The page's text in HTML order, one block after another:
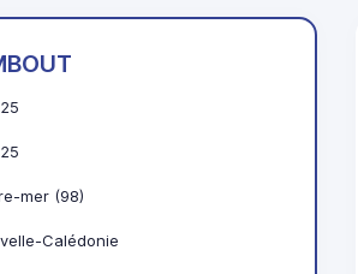
mer (98)
Calédonie